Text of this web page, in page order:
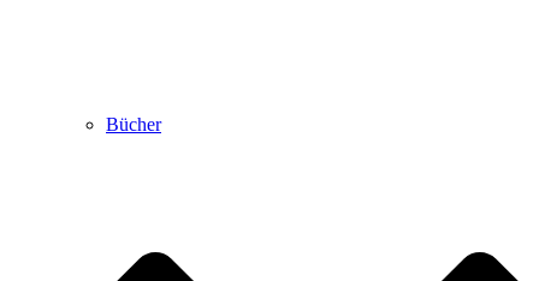
Bücher